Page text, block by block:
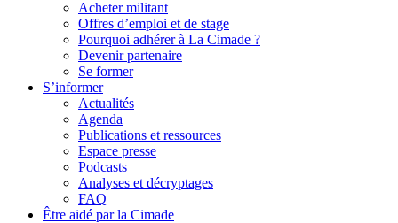
Acheter militant
Offres d’emploi et de stage
Pourquoi adhérer à La Cimade ?
Devenir partenaire
Se former
S’informer
Actualités
Agenda
Publications et ressources
Espace presse
Podcasts
Analyses et décryptages
FAQ
Être aidé par la Cimade